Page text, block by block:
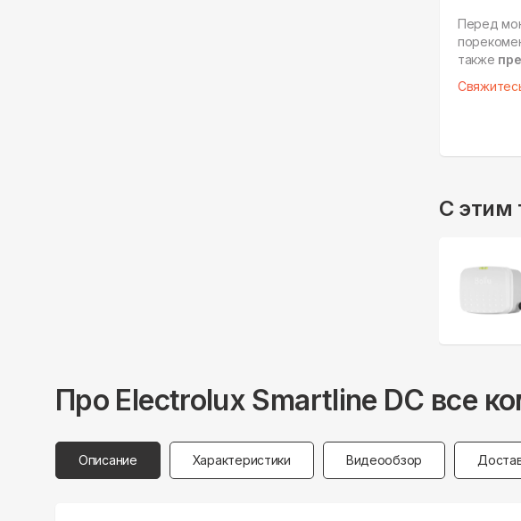
Перед
также
С этим
Про Electrolux Smartline DC все
Описание Характеристики Видеообзор